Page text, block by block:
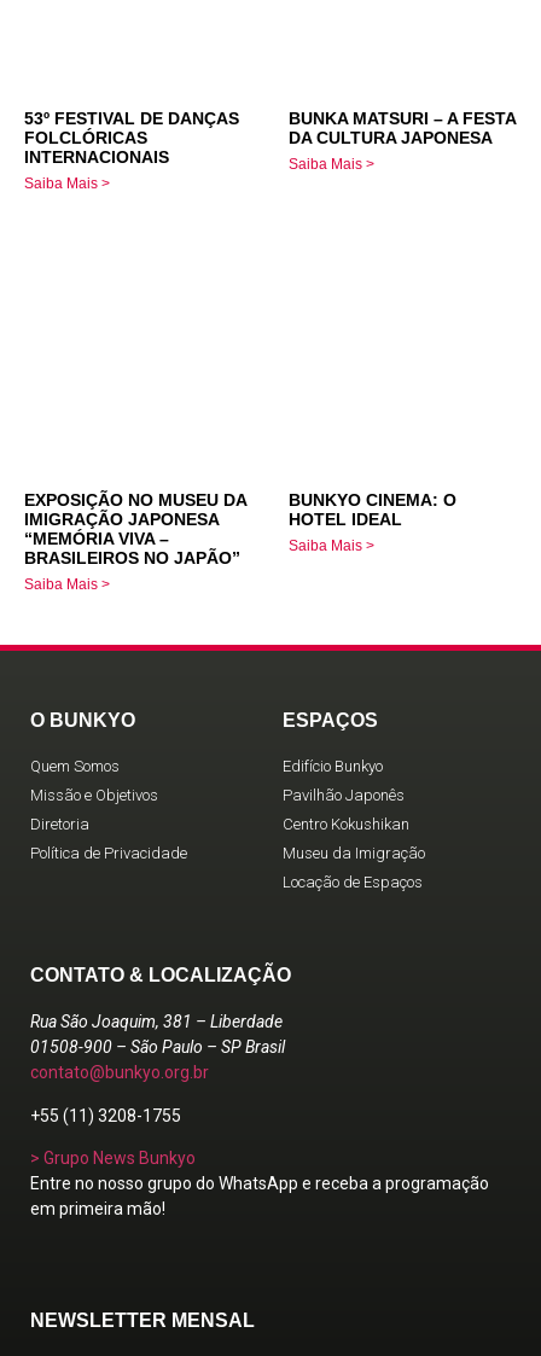
53º FESTIVAL DE DANÇAS
FOLCLÓRICAS
INTERNACIONAIS
Saiba Mais >
BUNKA MATSURI – A FESTA
DA CULTURA JAPONESA
Saiba Mais >
EXPOSIÇÃO NO MUSEU DA
IMIGRAÇÃO JAPONESA
“MEMÓRIA VIVA –
BRASILEIROS NO JAPÃO”
Saiba Mais >
BUNKYO CINEMA: O
HOTEL IDEAL
Saiba Mais >
O BUNKYO
Quem Somos
Missão e Objetivos
Diretoria
Política de Privacidade
ESPAÇOS
Edifício Bunkyo
Pavilhão Japonês
Centro Kokushikan
Museu da Imigração
Locação de Espaços
CONTATO & LOCALIZAÇÃO
Rua São Joaquim, 381 – Liberdade
01508-900 – São Paulo – SP Brasil
contato@bunkyo.org.br
+55 (11) 3208-1755
> Grupo News Bunkyo
Entre no nosso grupo do WhatsApp e receba a programação
em primeira mão!
NEWSLETTER MENSAL